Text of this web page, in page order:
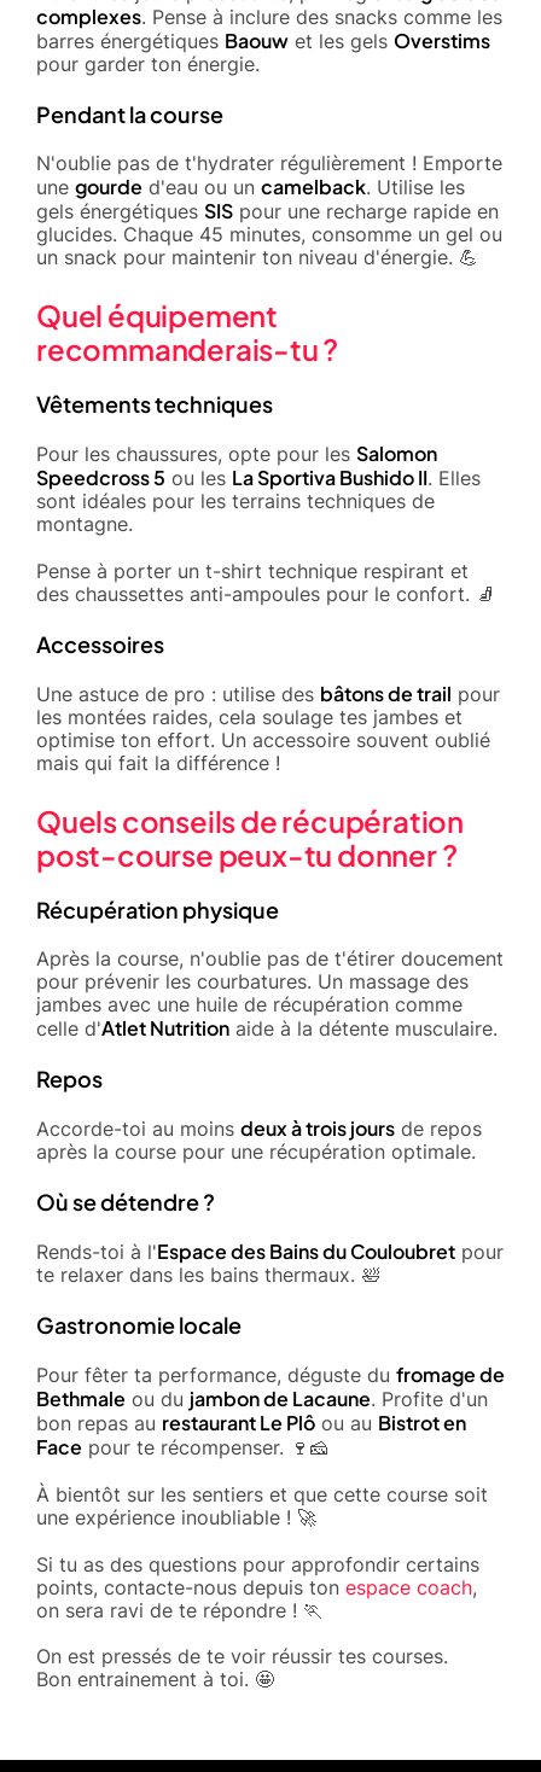
complexes. Pense à inclure des snacks comme les
barres énergétiques Baouw et les gels Overstims
pour garder ton énergie.
Pendant la course
N'oublie pas de t'hydrater régulièrement ! Emporte
une gourde d'eau ou un camelback. Utilise les
gels énergétiques SIS pour une recharge rapide en
glucides. Chaque 45 minutes, consomme un gel ou
un snack pour maintenir ton niveau d'énergie. 💪
Quel équipement
recommanderais-tu ?
Vêtements techniques
Pour les chaussures, opte pour les Salomon
Speedcross 5 ou les La Sportiva Bushido II. Elles
sont idéales pour les terrains techniques de
montagne.
Pense à porter un t-shirt technique respirant et
des chaussettes anti-ampoules pour le confort. 🧦
Accessoires
Une astuce de pro : utilise des bâtons de trail pour
les montées raides, cela soulage tes jambes et
optimise ton effort. Un accessoire souvent oublié
mais qui fait la différence !
Quels conseils de récupération
post-course peux-tu donner ?
Récupération physique
Après la course, n'oublie pas de t'étirer doucement
pour prévenir les courbatures. Un massage des
jambes avec une huile de récupération comme
celle d'Atlet Nutrition aide à la détente musculaire.
Repos
Accorde-toi au moins deux à trois jours de repos
après la course pour une récupération optimale.
Où se détendre ?
Rends-toi à l'Espace des Bains du Couloubret pour
te relaxer dans les bains thermaux. 🛀
Gastronomie locale
Pour fêter ta performance, déguste du fromage de
Bethmale ou du jambon de Lacaune. Profite d'un
bon repas au restaurant Le Plô ou au Bistrot en
Face pour te récompenser. 🍷🧀
À bientôt sur les sentiers et que cette course soit
une expérience inoubliable ! 🚀
Si tu as des questions pour approfondir certains
points, contacte-nous depuis ton espace coach,
on sera ravi de te répondre ! 🏃
On est pressés de te voir réussir tes courses.
Bon entrainement à toi. 🤩